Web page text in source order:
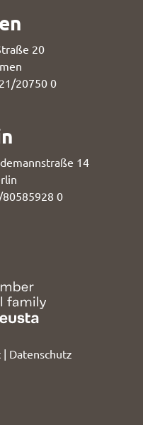
20
20750 0
14
0
Datenschutz